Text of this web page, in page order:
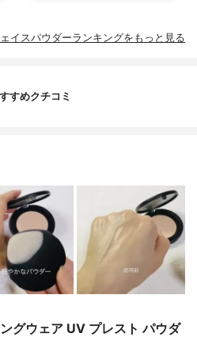
イスパウダーランキングをもっと見る
すめクチコミ
グウェア UV プレスト パウダ